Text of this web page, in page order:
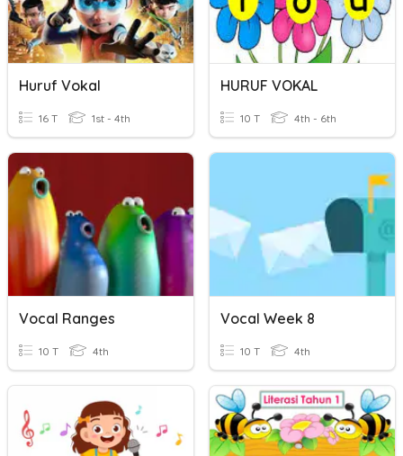
Huruf Vokal
16 T 1st - 4th
HURUF VOKAL
10 T 4th - 6th
Vocal Ranges
10 T 4th
Vocal Week 8
10 T 4th